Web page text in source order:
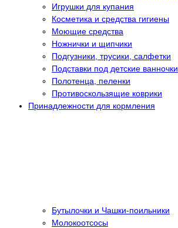
Игрушки для купания
Косметика и средства гигиены
Моющие средства
Ножнички и щипчики
Подгузники, трусики, салфетки
Подставки под детские ванночки
Полотенца, пеленки
Противоскользящие коврики
Принадлежности для кормления
Бутылочки и Чашки-поильники
Молокоотсосы